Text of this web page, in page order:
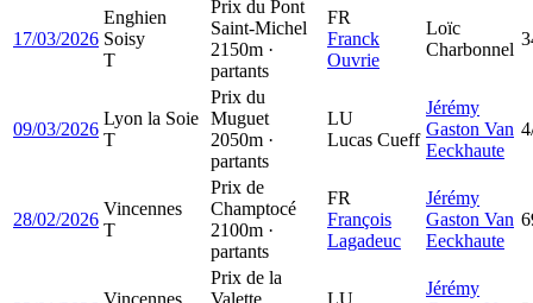
17/03/2026
Enghien
Soisy
T
Prix du Pont
Saint-Michel
2150m ·
partants
FR
Franck
Ouvrie
Loïc
Charbonnel
09/03/2026
Lyon la Soie
T
Prix du
Muguet
2050m ·
partants
LU
Lucas Cueff
Jérémy
Gaston Van
Eeckhaute
28/02/2026
Vincennes
T
Prix de
Champtocé
2100m ·
partants
FR
François
Lagadeuc
Jérémy
Gaston Van
Eeckhaute
Vincennes
Prix de la
Valette
LU
Jérémy